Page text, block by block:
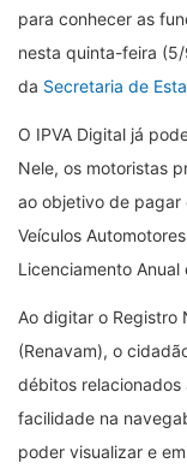
para conhecer as
nesta quinta-feira
da Secretaria de
O IPVA Digital já
Nele, os motoristas
ao objetivo de pagar
Veículos
Licenciamento Anual
Ao digitar o Registro
(Renavam), o
débitos relacionados
facilidade na
poder visualizar e